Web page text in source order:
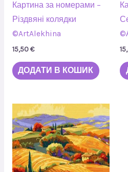
Картина за номерами –
Різдвяні колядки
©ArtAlekhina
15,50€
ДОДАТИ В КОШИК